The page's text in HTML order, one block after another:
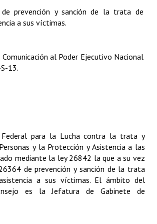
prevención y sanción de la trata de
a sus víctimas.
al Poder Ejecutivo Nacional
13.
Federal para la Lucha contra la trata y
y la Protección y Asistencia a las
mediante la ley 26842 la que a su vez
de prevención y sanción de la trata
a sus víctimas. El ámbito del
es la Jefatura de Gabinete de